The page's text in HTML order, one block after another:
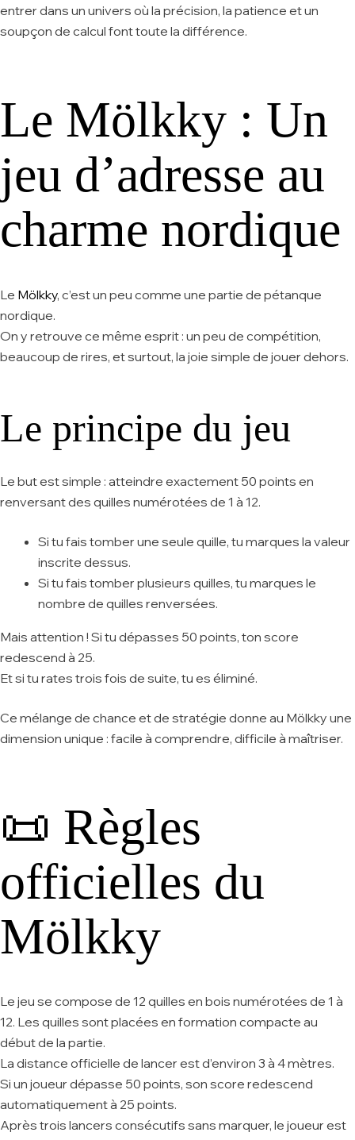
entrer dans un univers où la précision, la patience et un
soupçon de calcul font toute la différence.
Le Mölkky : Un
jeu d’adresse au
charme nordique
Le Mölkky, c’est un peu comme une partie de pétanque
nordique.
On y retrouve ce même esprit : un peu de compétition,
beaucoup de rires, et surtout, la joie simple de jouer dehors.
Le principe du jeu
Le but est simple : atteindre exactement 50 points en
renversant des quilles numérotées de 1 à 12.
Si tu fais tomber une seule quille, tu marques la valeur
inscrite dessus.
Si tu fais tomber plusieurs quilles, tu marques le
nombre de quilles renversées.
Mais attention ! Si tu dépasses 50 points, ton score
redescend à 25.
Et si tu rates trois fois de suite, tu es éliminé.
Ce mélange de chance et de stratégie donne au Mölkky une
dimension unique : facile à comprendre, difficile à maîtriser.
📜 Règles
officielles du
Mölkky
Le jeu se compose de 12 quilles en bois numérotées de 1 à
12. Les quilles sont placées en formation compacte au
début de la partie.
La distance officielle de lancer est d’environ 3 à 4 mètres.
Si un joueur dépasse 50 points, son score redescend
automatiquement à 25 points.
Après trois lancers consécutifs sans marquer, le joueur est